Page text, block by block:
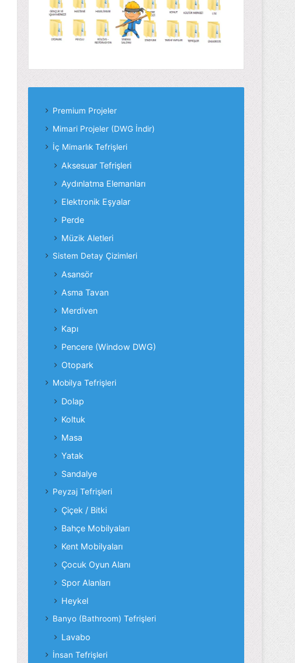
Premium Projeler
Mimari Projeler (DWG İndir)
İç Mimarlık Tefrişleri
Aksesuar Tefrişleri
Aydınlatma Elemanları
Elektronik Eşyalar
Perde
Müzik Aletleri
Sistem Detay Çizimleri
Asansör
Asma Tavan
Merdiven
Kapı
Pencere (Window DWG)
Otopark
Mobilya Tefrişleri
Dolap
Koltuk
Masa
Yatak
Sandalye
Peyzaj Tefrişleri
Çiçek / Bitki
Bahçe Mobilyaları
Kent Mobilyaları
Çocuk Oyun Alanı
Spor Alanları
Heykel
Banyo (Bathroom) Tefrişleri
Lavabo
İnsan Tefrişleri